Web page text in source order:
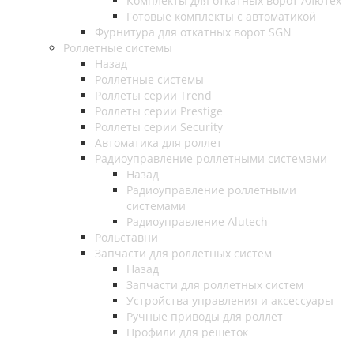
Готовые комплекты с автоматикой
Фурнитура для откатных ворот SGN
Роллетные системы
Назад
Роллетные системы
Роллеты серии Trend
Роллеты серии Prestige
Роллеты серии Security
Автоматика для роллет
Радиоуправление роллетными системами
Назад
Радиоуправление роллетными
системами
Радиоуправление Alutech
Рольставни
Запчасти для роллетных систем
Назад
Запчасти для роллетных систем
Устройства управления и аксессуары
Ручные приводы для роллет
Профили для решеток